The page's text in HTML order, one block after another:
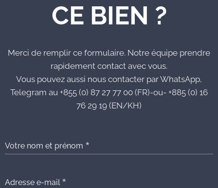
CE BIEN ?
Merci de remplir ce formulaire. Notre équipe prendre
rapidement contact avec vous.
Vous pouvez aussi nous contacter par WhatsApp,
Telegram au +855 (0) 87 27 77 00 (FR)-ou- +885 (0) 16
76 29 19 (EN/KH)
Votre nom et prénom
Adresse e-mail